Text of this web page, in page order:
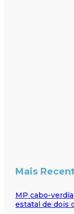
Mais
MP cabo-
estatal de dois